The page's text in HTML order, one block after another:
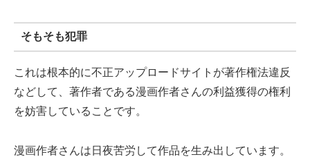
そもそも犯罪
これは根本的に不正アップロードサイトが著作権法違反
などして、著作者である漫画作者さんの利益獲得の権利
を妨害していることです。
漫画作者さんは日夜苦労して作品を生み出しています。